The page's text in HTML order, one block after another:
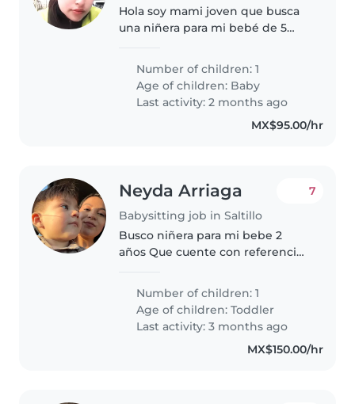
Hola soy mami joven que busca
una niñera para mi bebé de 5
cariñoso la mayoría del tiempo
esta dormido así que solo es
estar al pendiente de el y..
Number of children: 1
Age of children: Baby
Last activity: 2 months ago
MX$95.00/hr
Neyda Arriaga
Babysitting job in Saltillo
7
Busco niñera para mi bebe 2
años Que cuente con referencias
ocupo cuando salgo a eventos a
donde no lo puedo llevar
(trabajo)
Number of children: 1
Age of children:Toddler
Last activity: 3 months ago
MX$150.00/hr